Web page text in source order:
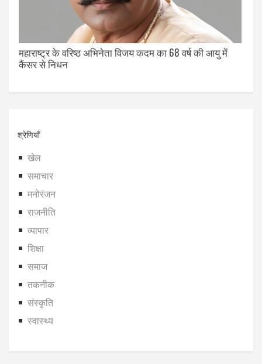
महाराष्ट्र के वरिष्ठ अभिनेता विजय कदम का 68 वर्ष की आयु में
कैंसर से निधन
श्रेणियाँ
खेल
समाचार
मनोरंजन
राजनीति
व्यापार
शिक्षा
समाज
तकनीक
संस्कृति
स्वास्थ्य